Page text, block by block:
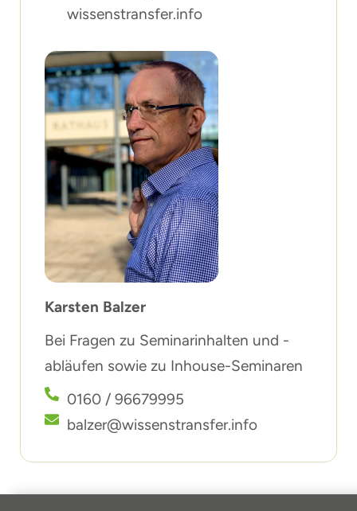
wissenstransfer.info
Karsten Balzer
Bei Fragen zu Seminarinhalten und -
abläufen sowie zu Inhouse-Seminaren
0160 / 96679995
balzer@wissenstransfer.info